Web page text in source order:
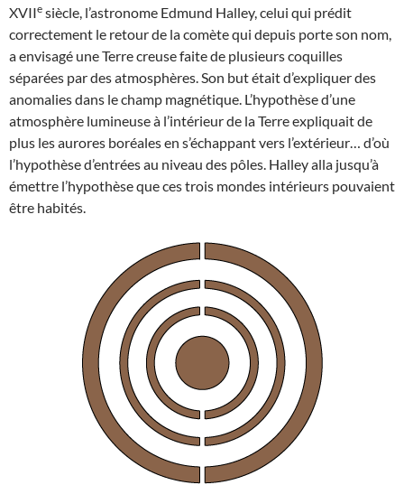
XVIIe siècle, l’astronome Edmund Halley, celui qui prédit
correctement le retour de la comète qui depuis porte son nom,
a envisagé une Terre creuse faite de plusieurs coquilles
séparées par des atmosphères. Son but était d’expliquer des
anomalies dans le champ magnétique. L’hypothèse d’une
atmosphère lumineuse à l’intérieur de la Terre expliquait de
plus les aurores boréales en s’échappant vers l’extérieur… d’où
l’hypothèse d’entrées au niveau des pôles. Halley alla jusqu’à
émettre l’hypothèse que ces trois mondes intérieurs pouvaient
être habités.